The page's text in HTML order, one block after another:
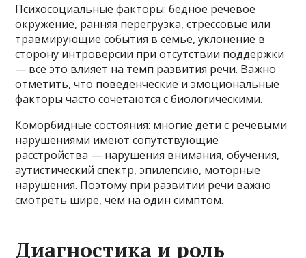
Психосоциальные факторы: бедное речевое
окружение, ранняя перегрузка, стрессовые или
травмирующие события в семье, уклонение в
сторону интроверсии при отсутствии поддержки
— все это влияет на темп развития речи. Важно
отметить, что поведенческие и эмоциональные
факторы часто сочетаются с биологическими.
Коморбидные состояния: многие дети с речевыми
нарушениями имеют сопутствующие
расстройства — нарушения внимания, обучения,
аутистический спектр, эпилепсию, моторные
нарушения. Поэтому при развитии речи важно
смотреть шире, чем на один симптом.
Диагностика и роль